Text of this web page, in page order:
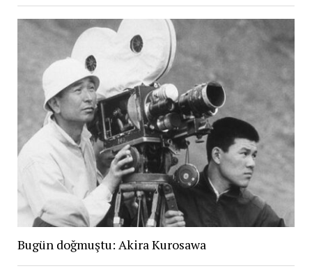
Bugün doğmuştu: Akira Kurosawa